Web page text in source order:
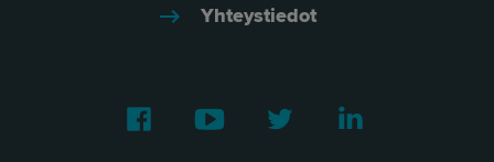
Yhteystiedot
Facebook Youtube Twitter